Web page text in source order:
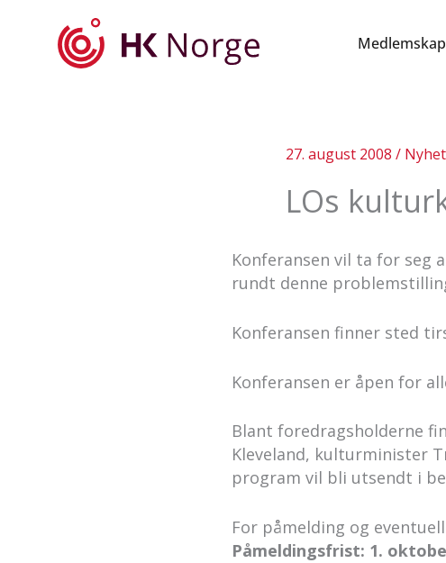
Medlemskap
27. august 2008 /
LOs
Konferansen vil ta for seg
rundt denne
Konferansen finner sted
Konferansen er åpen for
Blant foredragsholderne
Kleveland, kulturminister
program vil bli utsendt i
For påmelding og
Påmeldingsfrist: 1.